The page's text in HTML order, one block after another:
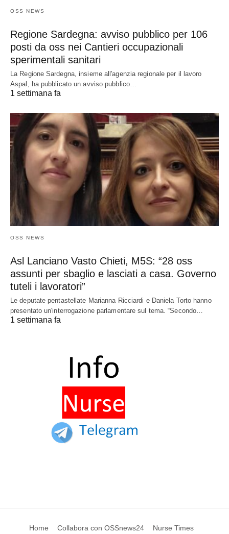
OSS NEWS
Regione Sardegna: avviso pubblico per 106
posti da oss nei Cantieri occupazionali
sperimentali sanitari
La Regione Sardegna, insieme all'agenzia regionale per il lavoro
Aspal, ha pubblicato un avviso pubblico…
1 settimana fa
OSS NEWS
Asl Lanciano Vasto Chieti, M5S: “28 oss
assunti per sbaglio e lasciati a casa. Governo
tuteli i lavoratori”
Le deputate pentastellate Marianna Ricciardi e Daniela Torto hanno
presentato un'interrogazione parlamentare sul tema. “Secondo…
1 settimana fa
Home Collabora con OSSnews24 Nurse Times